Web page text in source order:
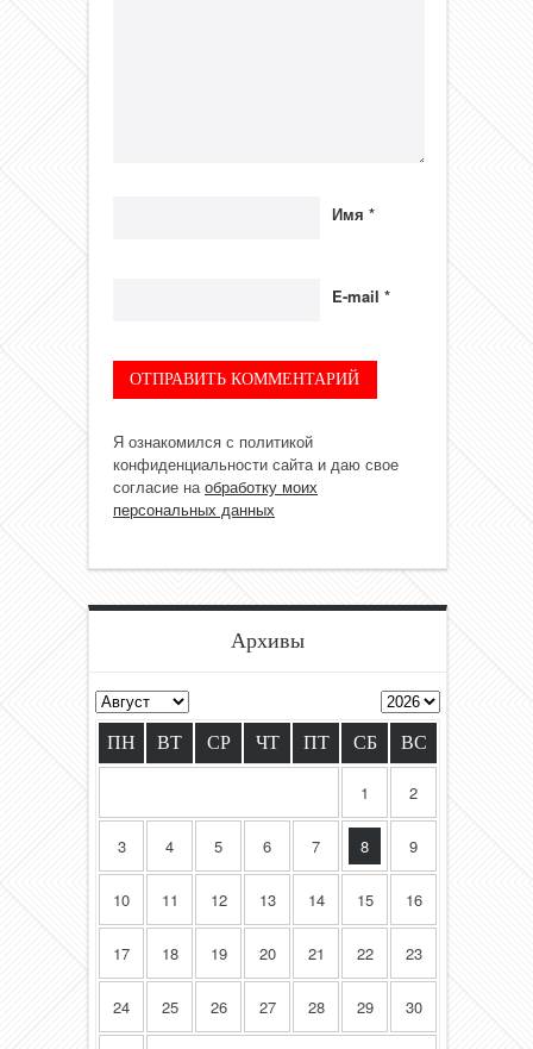
Имя*
E-mail*
Я ознакомился с политикой
конфиденциальности сайта и даю свое
согласие наобработку моих
персональных данных
Архивы
ПН ВТ СР ЧТ ПТ СБ ВС
1 2
3 4 5 6 7 8 9
10 11 12 13 14 15 16
17 18 19 20 21 22 23
24 25 26 27 28 29 30